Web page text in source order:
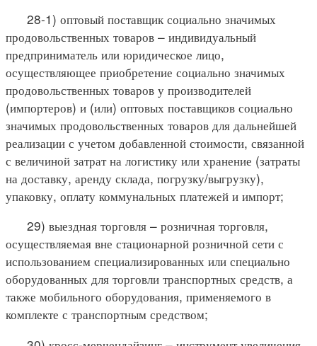
28-1) оптовый поставщик социально значимых
продовольственных товаров – индивидуальный
предприниматель или юридическое лицо,
осуществляющее приобретение социально значимых
продовольственных товаров у производителей
(импортеров) и (или) оптовых поставщиков социально
значимых продовольственных товаров для дальнейшей
реализации с учетом добавленной стоимости, связанной
с величиной затрат на логистику или хранение (затраты
на доставку, аренду склада, погрузку/выгрузку),
упаковку, оплату коммунальных платежей и импорт;
29) выездная торговля – розничная торговля,
осуществляемая вне стационарной розничной сети с
использованием специализированных или специально
оборудованных для торговли транспортных средств, а
также мобильного оборудования, применяемого в
комплекте с транспортным средством;